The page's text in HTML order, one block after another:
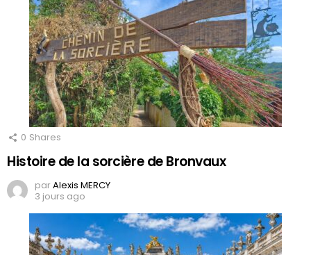
0 Shares
Histoire de la sorcière de Bronvaux
parAlexis MERCY
3 jours ago